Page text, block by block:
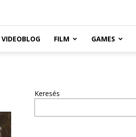
VIDEOBLOG FILM GAMES
Keresés